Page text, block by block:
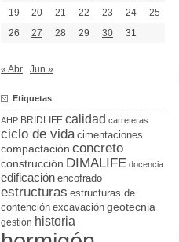
19
20 21 22 23 24
25
26
27 28 29 30 31
« Abr Jun »
Etiquetas
AHP BRIDLIFE calidad carreteras
ciclo de vida cimentaciones
compactación concreto
construcción DIMALIFE docencia
edificación encofrado
estructuras estructuras de
contención excavación geotecnia
gestión historia